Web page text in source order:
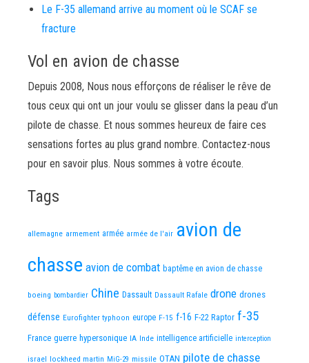
Le F-35 allemand arrive au moment où le SCAF se
fracture
Vol en avion de chasse
Depuis 2008, Nous nous efforçons de réaliser le rêve de
tous ceux qui ont un jour voulu se glisser dans la peau d’un
pilote de chasse. Et nous sommes heureux de faire ces
sensations fortes au plus grand nombre. Contactez-nous
pour en savoir plus. Nous sommes à votre écoute.
Tags
allemagne armement armée armée de l'air avion de
chasse avion de combat baptême en avion de chasse
boeing bombardier Chine Dassault Dassault Rafale drone drones
défense Eurofighter typhoon europe F-15 f-16 F-22 Raptor f-35
France guerre hypersonique IA Inde intelligence artificielle interception
israel lockheed martin MiG-29 missile OTAN pilote de chasse